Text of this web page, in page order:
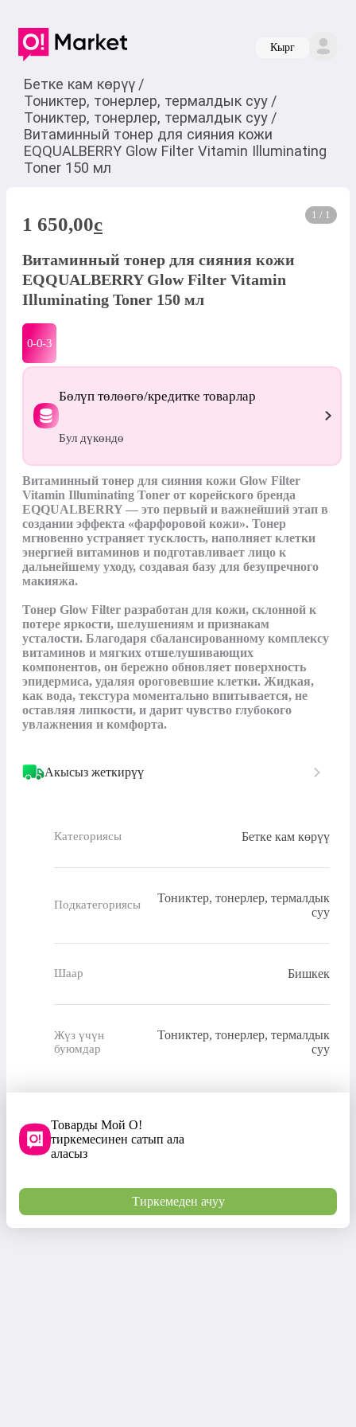
Кырг
Бетке кам көрүү /
Тониктер, тонерлер, термалдык суу /
Тониктер, тонерлер, термалдык суу /
Витаминный тонер для сияния кожи
EQQUALBERRY Glow Filter Vitamin Illuminating
Toner 150 мл
1 / 1
1 650,00c
Витаминный тонер для сияния кожи
EQQUALBERRY Glow Filter Vitamin
Illuminating Toner 150 мл
0-0-3
Бөлүп төлөөгө/кредитке товарлар
Бул дүкөндө
Витаминный тонер для сияния кожи Glow Filter
Vitamin Illuminating Toner от корейского бренда
EQQUALBERRY — это первый и важнейший этап в
создании эффекта «фарфоровой кожи». Тонер
мгновенно устраняет тусклость, наполняет клетки
энергией витаминов и подготавливает лицо к
дальнейшему уходу, создавая базу для безупречного
макияжа.
Тонер Glow Filter разработан для кожи, склонной к
потере яркости, шелушениям и признакам
усталости. Благодаря сбалансированному комплексу
витаминов и мягких отшелушивающих
компонентов, он бережно обновляет поверхность
эпидермиса, удаляя ороговевшие клетки. Жидкая,
как вода, текстура моментально впитывается, не
оставляя липкости, и дарит чувство глубокого
увлажнения и комфорта.
Акысыз жеткирүү
Категориясы Бетке кам көрүү
Подкатегориясы
Тониктер, тонерлер, термалдык
суу
Шаар Бишкек
Жүз үчүн
буюмдар
Тониктер, тонерлер, термалдык
суу
Товарды Мой О!
тиркемесинен сатып ала
аласыз
Тиркемеден ачуу